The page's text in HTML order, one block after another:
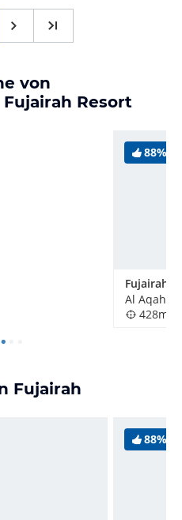
von
Resort
88%
428m
Fujairah
88%